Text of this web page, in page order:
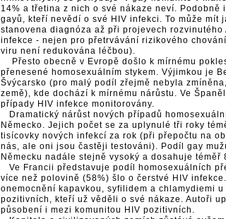
14% a třetina z nich o své nákaze neví.
gayů, kteří nevědí o své HIV infekci. To může mít
stanovena diagnóza až při projevech
infekce - nejen pro přetrvávání rizikového
viru není redukována léčbou).
Přesto obecně v Evropě došlo k mírnému
přenesené homosexuálním stykem. Výjimkou je
Švýcarsko (pro malý podíl zřejmě nebyla
země), kde dochází k mírnému nárůstu. Ve
případy HIV infekce monitorovány.
Dramatický nárůst nových případů
Německo. Jejich počet se za uplynulé tři roky
tisícovky nových infekcí za rok (při přepočtu na
nás, ale oni jsou častěji testováni). Podíl gay
Německu nadále stejně vysoký a dosahuje
Ve Francii představuje podíl homosexuálních
více než polovině (58%) šlo o čerstvé HIV
onemocnění kapavkou, syfilidem a chlamydiemi
pozitivních, kteří už věděli o své nákaze. Autoři
působení i mezi komunitou HIV pozitivních.